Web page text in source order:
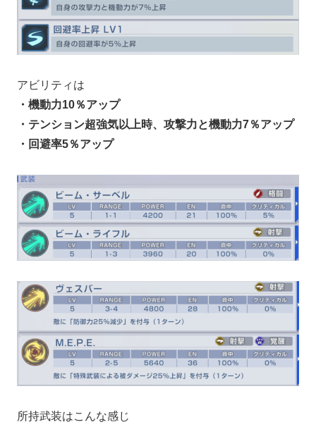
アビリティは
・機動力10％アップ
・テンション超強気以上時、攻撃力と機動力7％アップ
・回避率5％アップ
所持武装はこんな感じ